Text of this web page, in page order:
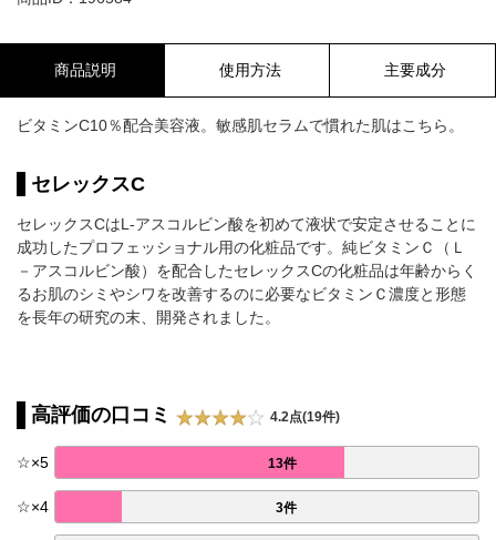
商品説明 使用方法 主要成分
ビタミンC10％配合美容液。敏感肌セラムで慣れた肌はこちら。
セレックスC
セレックスCはL-アスコルビン酸を初めて液状で安定させることに
成功したプロフェッショナル用の化粧品です。純ビタミンＣ（Ｌ
－アスコルビン酸）を配合したセレックスCの化粧品は年齢からく
るお肌のシミやシワを改善するのに必要なビタミンＣ濃度と形態
を長年の研究の末、開発されました。
高評価の口コミ 4.2点(19件)
☆×5 13件
☆×4 3件